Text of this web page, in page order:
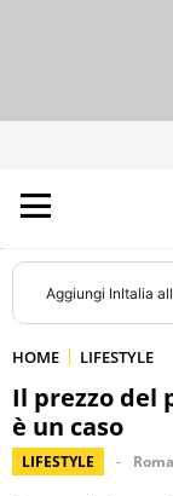
Aggiungi InItalia
HOME LIFESTYLE
Il prezzo del
è un caso
LIFESTYLE Roma